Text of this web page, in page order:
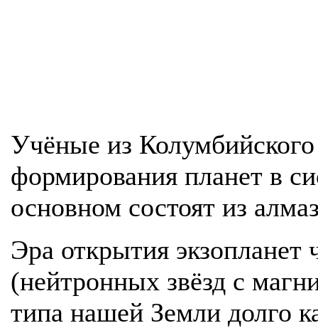
Учёные из
формирования планет в
основном состоят из
Эра открытия экзопланет
(нейтронных звёзд с
типа нашей Земли долго